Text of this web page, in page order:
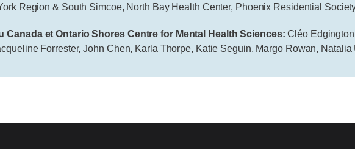
Region & South Simcoe, North Bay Health Center, Phoenix Residential
Canada et Ontario Shores Centre for Mental Health Sciences:Cléo
Forrester, John Chen, Karla Thorpe, Katie Seguin, Margo Rowan, Natalia